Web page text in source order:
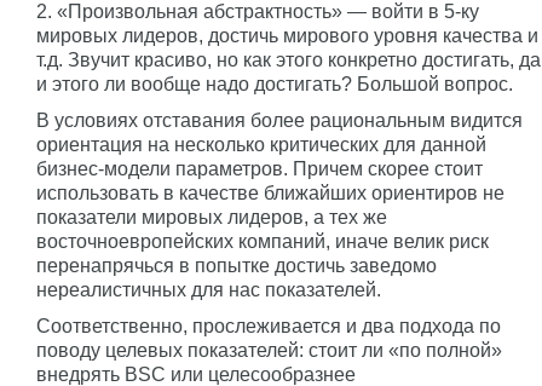
2. «Произвольная абстрактность» — войти в 5-ку
мировых лидеров, достичь мирового уровня качества и
т.д. Звучит красиво, но как этого конкретно достигать, да
и этого ли вообще надо достигать? Большой вопрос.
В условиях отставания более рациональным видится
ориентация на несколько критических для данной
бизнес-модели параметров. Причем скорее стоит
использовать в качестве ближайших ориентиров не
показатели мировых лидеров, а тех же
восточноевропейских компаний, иначе велик риск
перенапрячься в попытке достичь заведомо
нереалистичных для нас показателей.
Соответственно, прослеживается и два подхода по
поводу целевых показателей: стоит ли «по полной»
внедрять BSC или целесообразнее